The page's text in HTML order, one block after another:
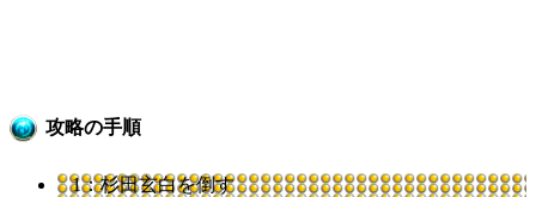
攻略の手順
1：杉田玄白を倒す